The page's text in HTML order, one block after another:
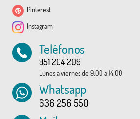
Pinterest
Instagram
Teléfonos
951 204 209
Lunes a viernes de 9:00 a 14:00
Whatsapp
636 256 550